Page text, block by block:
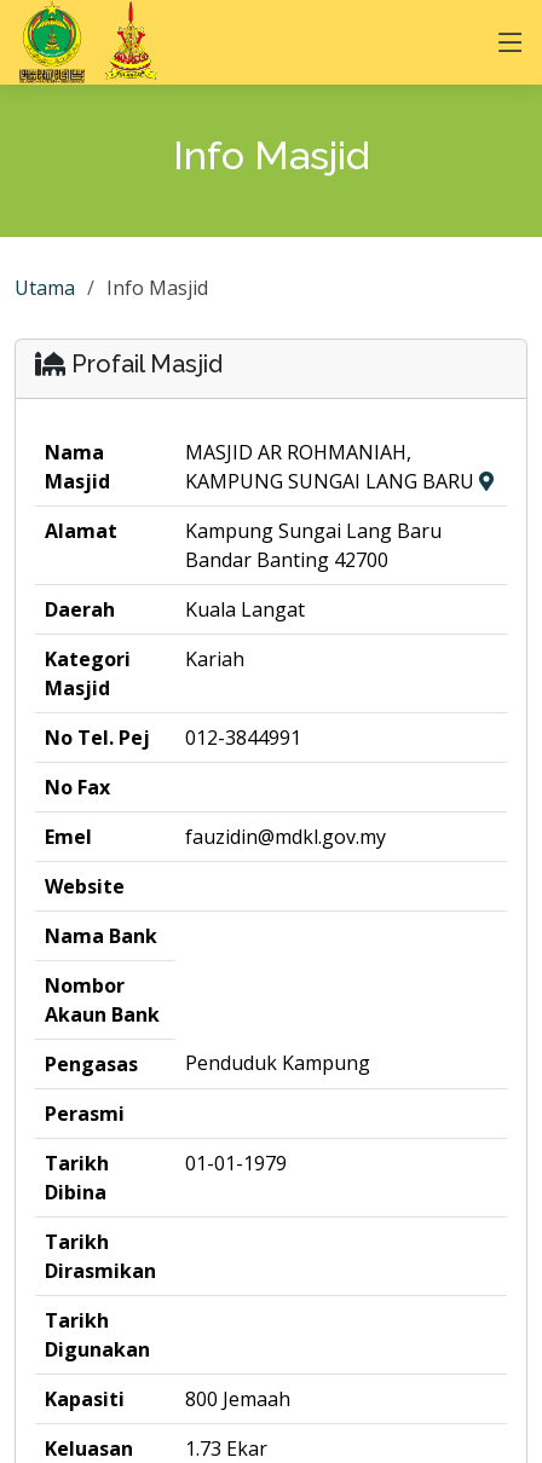
Info Masjid
Utama Info Masjid
Profail Masjid
Nama
Masjid
MASJID AR ROHMANIAH,
KAMPUNG SUNGAI LANG BARU
Alamat
Kampung Sungai Lang Baru
Bandar Banting 42700
Daerah
Kuala Langat
Kategori
Masjid
Kariah
No Tel. Pej
012-3844991
No Fax
Emel
fauzidin@mdkl.gov.my
Website
Nama Bank
Nombor
Akaun Bank
Pengasas
Penduduk Kampung
Perasmi
Tarikh
Dibina
01-01-1979
Tarikh
Dirasmikan
Tarikh
Digunakan
Kapasiti
800 Jemaah
Keluasan
1.73 Ekar